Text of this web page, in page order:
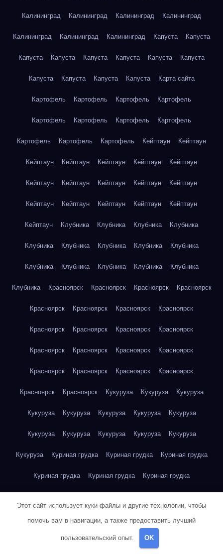
Калининград Калининград Калининград Калининград
Калининград Калининград Калининград Капуста Капуста
Капуста Капуста Капуста Капуста Капуста Капуста
Капуста Капуста Капуста Капуста Карта сайта
Картофель Картофель Картофель Картофель
Картофель Картофель Картофель Картофель
Картофель Картофель Картофель Кейптаун Кейптаун
Кейптаун Кейптаун Кейптаун Кейптаун Кейптаун
Кейптаун Кейптаун Кейптаун Кейптаун Кейптаун
Кейптаун Кейптаун Кейптаун Кейптаун Кейптаун
Кейптаун Клубника Клубника Клубника Клубника
Клубника Клубника Клубника Клубника Клубника
Клубника Клубника Клубника Клубника Клубника
Клубника Красноярск Красноярск Красноярск Красноярск
Красноярск Красноярск Красноярск Красноярск
Красноярск Красноярск Красноярск Красноярск
Красноярск Красноярск Красноярск Красноярск
Красноярск Красноярск Красноярск Красноярск
Красноярск Красноярск Кукуруза Кукуруза Кукуруза
Кукуруза Кукуруза Кукуруза Кукуруза Кукуруза
Кукуруза Кукуруза Кукуруза Кукуруза Кукуруза
Кукуруза Куриная грудка Куриная грудка Куриная грудка
Куриная грудка Куриная грудка Куриная грудка
Куриная грудка Куриная грудка Куриная грудка
Куриная грудка Куриная грудка Куриная грудка
Этот сайт использует куки-файлы и другие технологии, чтобы
помочь вам в навигации, а также предоставить лучший
пользовательский опыт. OK